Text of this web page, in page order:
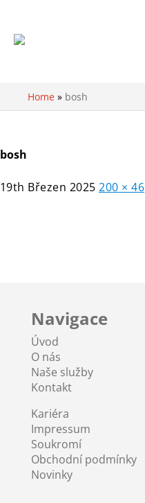
Home » bosh
bosh
19th Březen 2025 200 × 46
Navigace
Úvod
O nás
Naše služby
Kontakt
Kariéra
Impressum
Soukromí
Obchodní podmínky
Novinky